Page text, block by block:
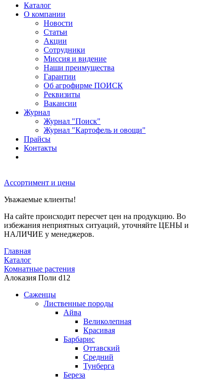
Каталог
О компании
Новости
Статьи
Акции
Сотрудники
Миссия и видение
Наши преимущества
Гарантии
Об агрофирме ПОИСК
Реквизиты
Вакансии
Журнал
Журнал "Поиск"
Журнал "Картофель и овощи"
Прайсы
Контакты
Ассортимент и цены
Уважаемые клиенты!
На сайте происходит пересчет цен на продукцию. Во
избежания неприятных ситуаций, уточняйте ЦЕНЫ и
НАЛИЧИЕ у менеджеров.
Главная
Каталог
Комнатные растения
Алоказия Поли d12
Саженцы
Лиственные породы
Айва
Великолепная
Красивая
Барбарис
Оттавский
Средний
Тунберга
Береза